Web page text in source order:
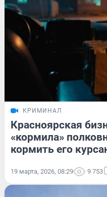
КРИМИНАЛ
Красноярская
«кормила»
кормить его
19 марта, 2026, 08:29 9 753